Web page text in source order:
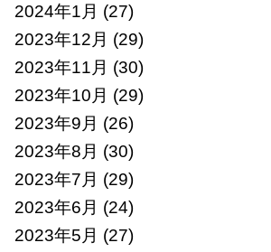
2024年1月 (27)
2023年12月 (29)
2023年11月 (30)
2023年10月 (29)
2023年9月 (26)
2023年8月 (30)
2023年7月 (29)
2023年6月 (24)
2023年5月 (27)